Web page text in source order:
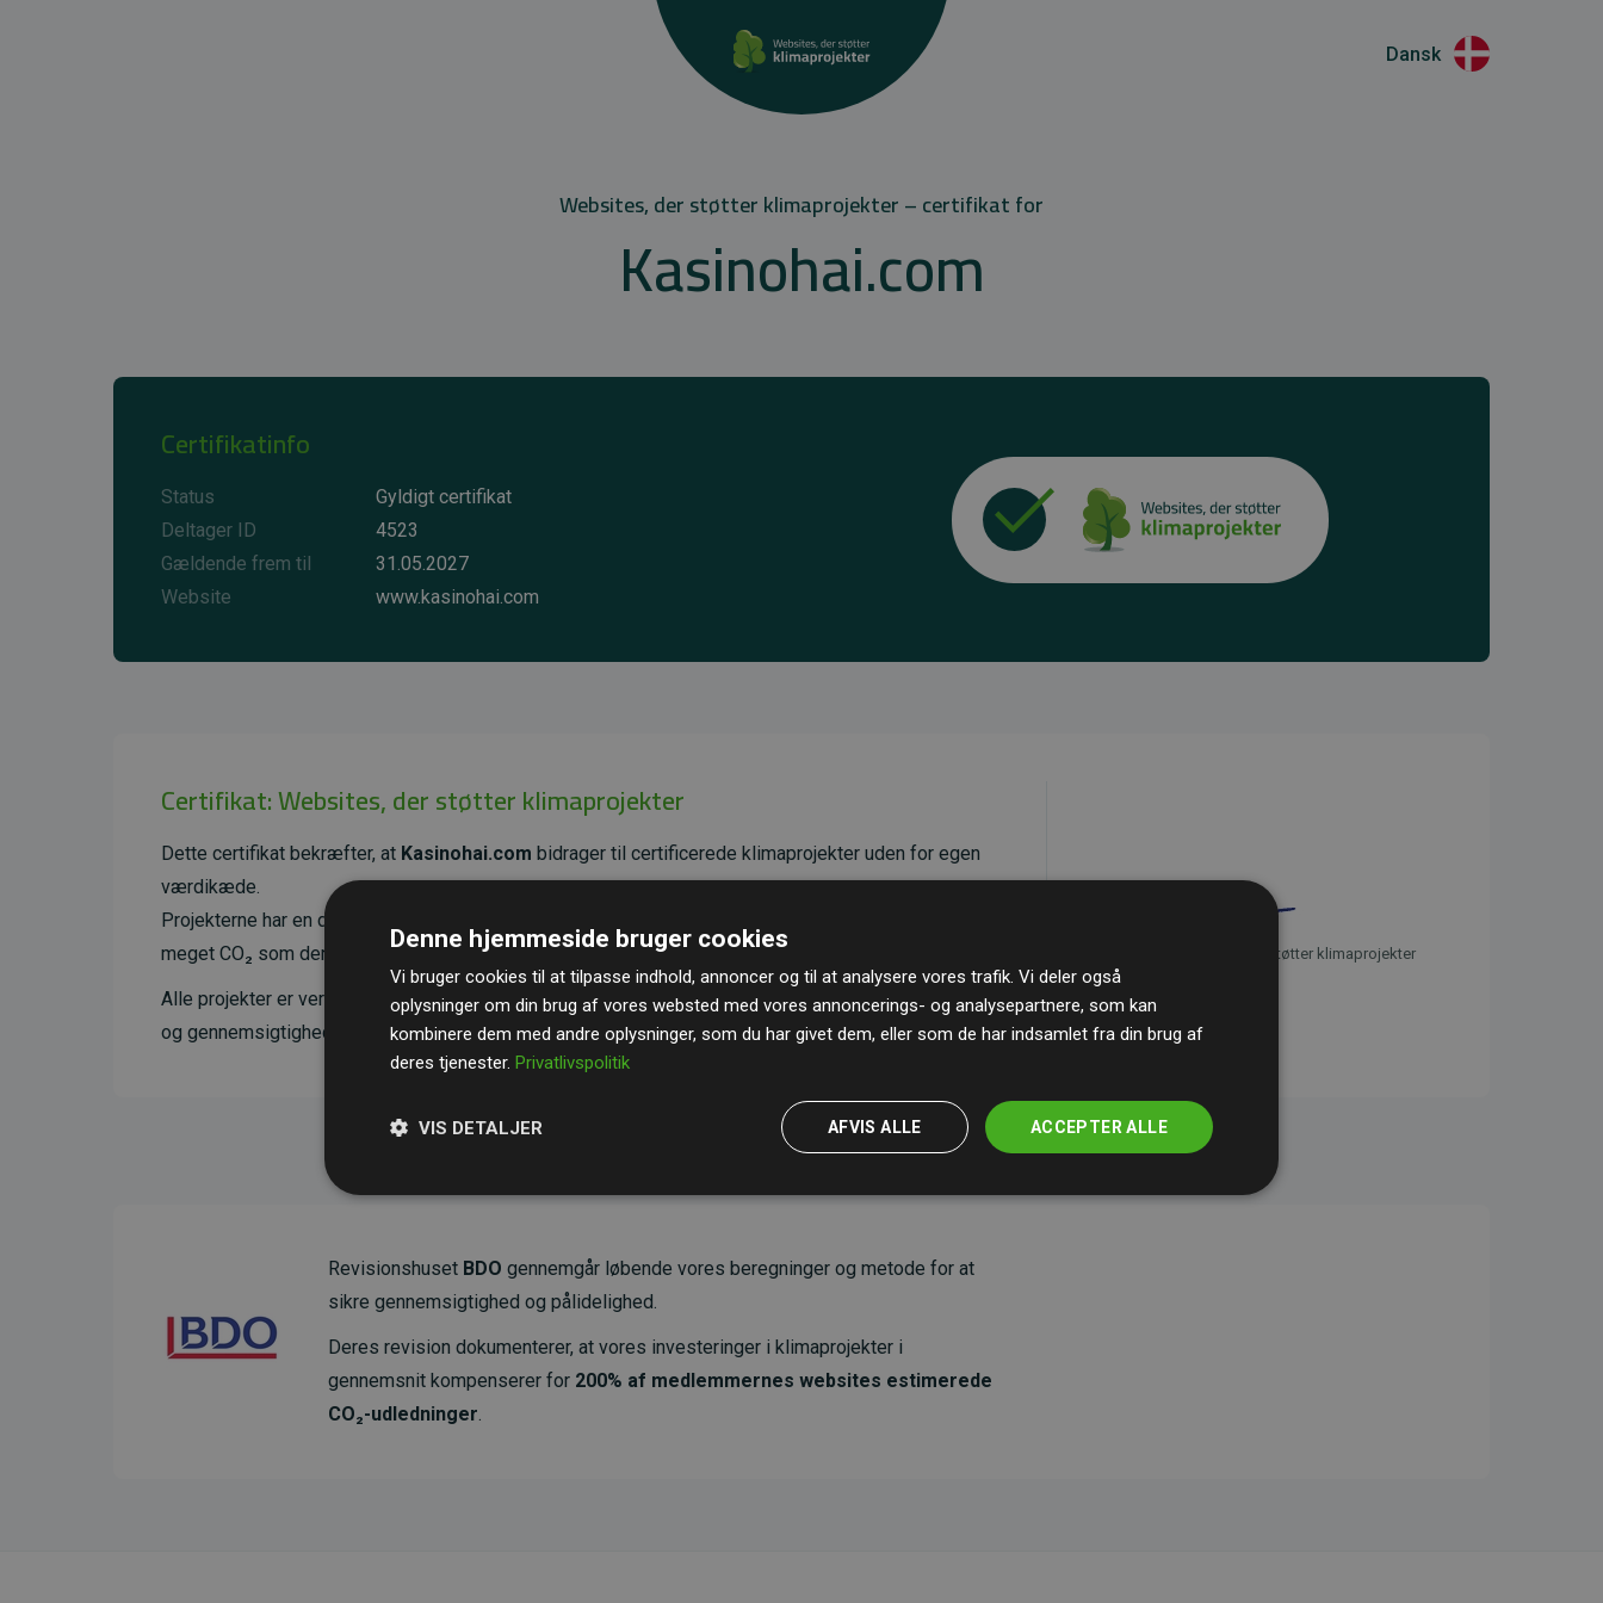
Dansk
Websites, der støtter klimaprojekter – certifikat for
Kasinohai.com
Certifikatinfo
Status
Gyldigt certifikat
Deltager ID
4523
Gældende frem til
31.05.2027
Website
www.kasinohai.com
Certifikat: Websites, der støtter klimaprojekter
Dette certifikat bekræfter, at Kasinohai.com bidrager til certificerede klimaprojekter uden for egen
værdikæde.
Projekterne har en dokumenteret CO₂-reducerende effekt, som i gennemsnit svarer til dobbelt så
meget CO₂ som den estimerede udledning fra hjemmesiden.
Alle projekter er verificeret gennemGold Standard– en international ordning, der sikrer høj kvalitet
og gennemsigtighed i klimainvesteringer. Du kan læse mere om de konkrete projekter her.
initiativet Websites, der støtter klimaprojekter
Revisionshuset BDO gennemgår løbende vores beregninger og metode for at
sikre gennemsigtighed og pålidelighed.
Deres revision dokumenterer, at vores investeringer i klimaprojekter i
gennemsnit kompenserer for 200% af medlemmernes websites estimerede
CO₂-udledninger.
Denne hjemmeside bruger cookies
Vi bruger cookies til at tilpasse indhold, annoncer og til at analysere vores trafik. Vi deler også
oplysninger om din brug af vores websted med vores annoncerings- og analysepartnere, som kan
kombinere dem med andre oplysninger, som du har givet dem, eller som de har indsamlet fra din brug af
deres tjenester. Privatlivspolitik
ACCEPTER ALLE
AFVIS ALLE
VIS DETALJER